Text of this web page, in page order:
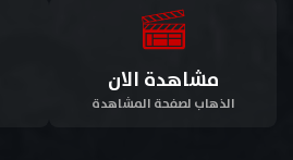
مشاهدة الان
الذهاب لصفحة المشاهدة